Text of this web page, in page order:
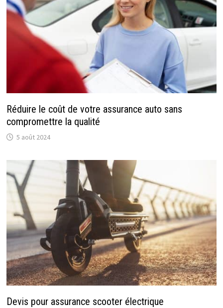
Réduire le coût de votre assurance auto sans
compromettre la qualité
5 août 2024
Devis pour assurance scooter électrique